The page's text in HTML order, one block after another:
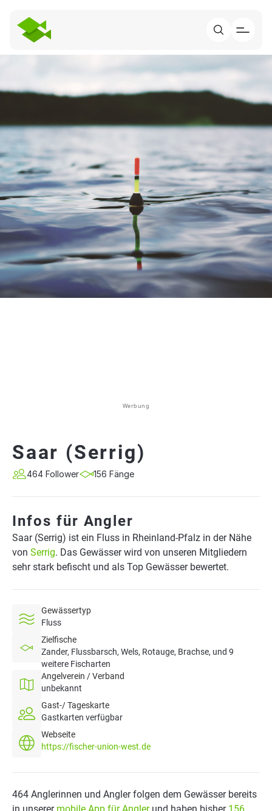
Werbung
Saar (Serrig)
464 Follower 156 Fänge
Infos für Angler
Saar (Serrig) ist ein Fluss in Rheinland-Pfalz in der Nähe
von Serrig. Das Gewässer wird von unseren Mitgliedern
sehr stark befischt und als Top Gewässer bewertet.
Gewässertyp
Fluss
Zielfische
Zander, Flussbarsch, Wels, Rotauge, Brachse, und 9
weitere Fischarten
Angelverein / Verband
unbekannt
Gast-/ Tageskarte
Gastkarten verfügbar
Webseite
https://fischer-union-west.de
464 Anglerinnen und Angler folgen dem Gewässer bereits